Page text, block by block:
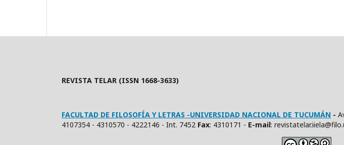
REVISTA TELAR (ISSN 1668-3633)
FACULTAD DE FILOSOFÍA Y LETRAS -UNIVERSIDAD NACIONAL DE TUCUMÁN -
4107354 - 4310570 - 4222146 - Int. 7452 Fax: 4310171 - E-mail: